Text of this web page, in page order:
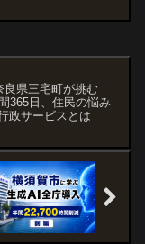
良県三宅町が挑む
365日、住民の悩み
政サービスとは